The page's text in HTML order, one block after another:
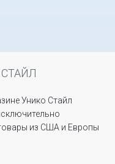
Унико Стайл
из США и Европы